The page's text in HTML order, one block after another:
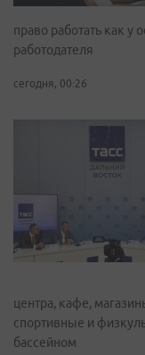
право работать как у
работодателя
сегодня, 00:26
центра, кафе,
спортивные и
бассейном